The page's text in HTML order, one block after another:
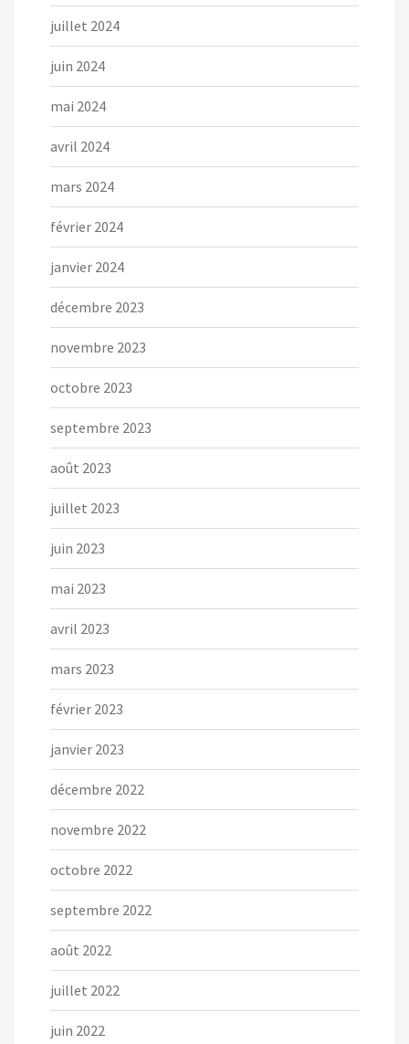
juillet 2024
juin 2024
mai 2024
avril 2024
mars 2024
février 2024
janvier 2024
décembre 2023
novembre 2023
octobre 2023
septembre 2023
août 2023
juillet 2023
juin 2023
mai 2023
avril 2023
mars 2023
février 2023
janvier 2023
décembre 2022
novembre 2022
octobre 2022
septembre 2022
août 2022
juillet 2022
juin 2022